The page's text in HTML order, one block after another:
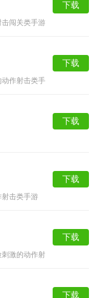
入游戏开始玩了。
可以在不同场景中战
略和适合的战士也
里体验畅快的战斗乐
队参与战争。
，世界大战超级英
择战场战斗。
闯关类手游
下载
作射击类手
下载
下载
击类手游
下载
激的动作射
下载
下载